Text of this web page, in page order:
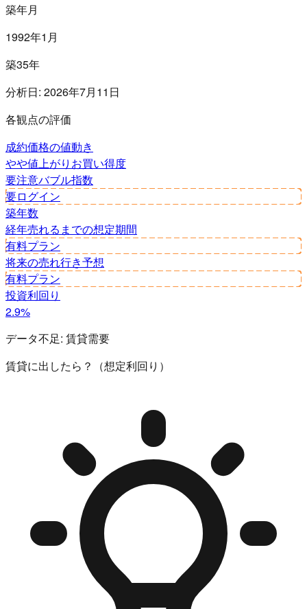
築年月
1992年1月
築35年
分析日: 2026年7月11日
各観点の評価
成約価格の値動き
やや値上がり お買い得度
要注意バブル指数
要ログイン
築年数
経年売れるまでの想定期間
有料プラン
将来の売れ行き予想
有料プラン
投資利回り
2.9%
データ不足: 賃貸需要
賃貸に出したら？（想定利回り）